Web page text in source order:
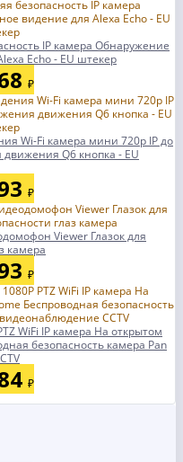
IP камера Обнаружение
Echo - EU штекер
₽
Wi-Fi камера мини 720p IP до
Q6 кнопка - EU
₽
Viewer Глазок для
камера
₽
WiFi IP камера На открытом
безопасность камера Pan
₽